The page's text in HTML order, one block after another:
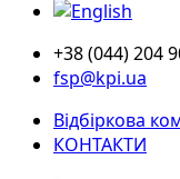
+38 (044) 204
fsp@kpi.ua
Відбіркова
КОНТАКТИ